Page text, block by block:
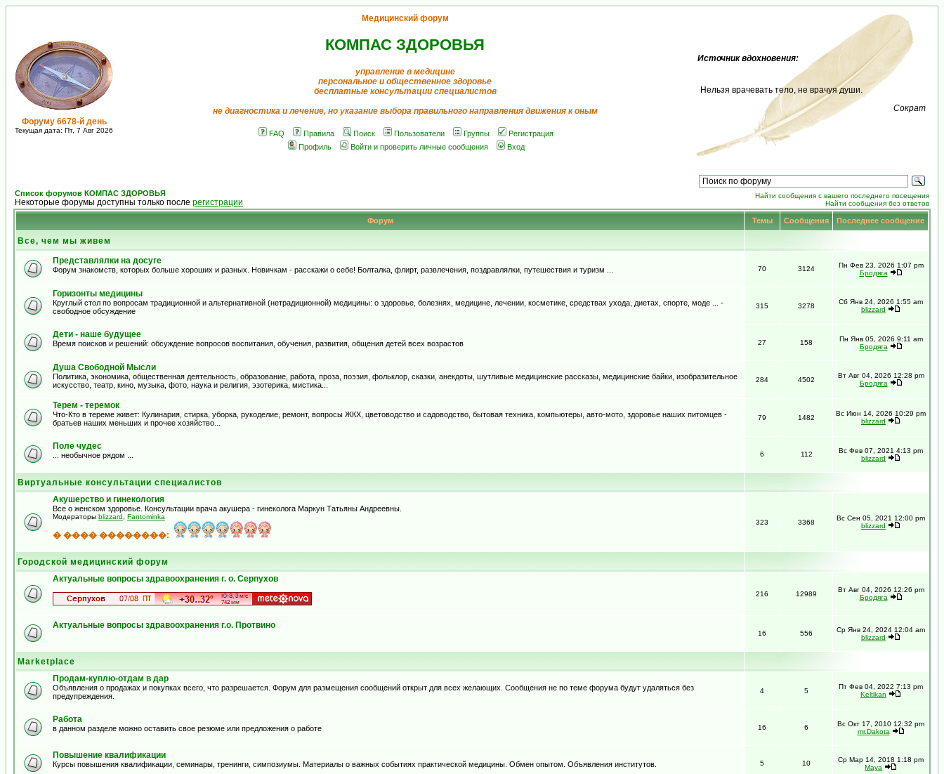
Форуму 6678-й день
Текущая дата: Пт, 7 Авг 2026
Медицинский форум
КОМПАС ЗДОРОВЬЯ
управление в медицине
персональное и общественное здоровье
бесплатные консультации специалистов
не диагностика и лечение, но указание выбора правильного направления движения к оным
FAQ Правила Поиск Пользователи Группы
Регистрация
Профиль
Войти и проверить личные сообщения Вход
Источник вдохновения:
Нельзя врачевать тело, не врачуя души.
Сократ
Список форумов КОМПАС ЗДОРОВЬЯ
Некоторые форумы доступны только после регистрации
Найти сообщения с вашего последнего посещения
Найти сообщения без ответов
Форум Темы Сообщения Последнее сообщение
Все, чем мы живем
Представлялки на досуге
Форум знакомств, которых больше хороших и разных. Новичкам - расскажи о себе! Болталка, флирт, развлечения, поздравлялки, путешествия и туризм ... 70 3124
Пн Фев 23, 2026 1:07 pm
Бродяга
Горизонты медицины
Круглый стол по вопросам традиционной и альтернативной (нетрадиционной) медицины: о здоровье, болезнях, медицине, лечении, косметике, средствах ухода, диетах, спорте, моде ... -
свободное обсуждение
315 3278
Сб Янв 24, 2026 1:55 am
blizzard
Дети - наше будущее
Время поисков и решений: обсуждение вопросов воспитания, обучения, развития, общения детей всех возрастов 27 158
Пн Янв 05, 2026 9:11 am
Бродяга
Душа Свободной Мысли
Политика, экономика, общественная деятельность, образование, работа, проза, поэзия, фольклор, сказки, анекдоты, шутливые медицинские рассказы, медицинские байки, изобразительное
искусство, театр, кино, музыка, фото, наука и религия, эзотерика, мистика...
284 4502
Вт Авг 04, 2026 12:28 pm
Бродяга
Терем - теремок
Что-Кто в тереме живет: Кулинария, стирка, уборка, рукоделие, ремонт, вопросы ЖКХ, цветоводство и садоводство, бытовая техника, компьютеры, авто-мото, здоровье наших питомцев -
братьев наших меньших и прочее хозяйство...
79 1482
Вс Июн 14, 2026 10:29 pm
blizzard
Поле чудес
... необычное рядом ... 6 112
Вс Фев 07, 2021 4:13 pm
blizzard
Виртуальные консультации специалистов
Акушерство и гинекология
Все о женском здоровье. Консультации врача акушера - гинеколога Маркун Татьяны Андреевны.
Модераторы blizzard Fantominka
� ���� ��������:
323 3368
Вс Сен 05, 2021 12:00 pm
blizzard
Городской медицинский форум
Актуальные вопросы здравоохранения г. о. Серпухов
216 12989
Вт Авг 04, 2026 12:26 pm
Бродяга
Актуальные вопросы здравоохранения г.о. Протвино
16 556
Ср Янв 24, 2024 12:04 am
blizzard
Marketplace
Продам-куплю-отдам в дар
Объявления о продажах и покупках всего, что разрешается. Форум для размещения сообщений открыт для всех желающих. Сообщения не по теме форума будут удаляться без
предупреждения.
4 5
Пт Фев 04, 2022 7:13 pm
Keltikan
Работа
в данном разделе можно оставить свое резюме или предложения о работе 16 6
Вс Окт 17, 2010 12:32 pm
mr.Dakota
Повышение квалификации
Курсы повышения квалификации, семинары, тренинги, симпозиумы. Материалы о важных событиях практической медицины. Обмен опытом. Объявления институтов. 5 10
Ср Мар 14, 2018 1:18 pm
Maya